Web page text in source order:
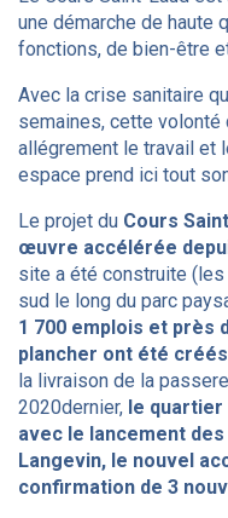
une démarche de haute
fonctions, de bien-être
Avec la crise sanitaire
semaines, cette volonté
allégrement le travail et
espace prend ici tout
Le projet du Cours
œuvre accélérée
site a été construite (les
sud le long du parc
1 700 emplois et près
plancher ont été créés
la livraison de la
2020dernier, le quartier
avec le lancement
Langevin, le nouvel
confirmation de 3